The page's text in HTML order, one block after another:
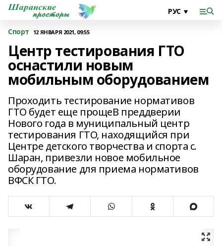
Спорт 12 ЯНВАРЯ 2021, 09:55
Центр тестирования ГТО
оснастили новым
мобильным оборудованием
Проходить тестирование нормативов
ГТО будет еще прощеВ преддверии
Нового года в муниципальный центр
тестирования ГТО, находящийся при
Центре детского творчества и спорта с.
Шаран, привезли новое мобильное
оборудование для приема нормативов
ВФСК ГТО.